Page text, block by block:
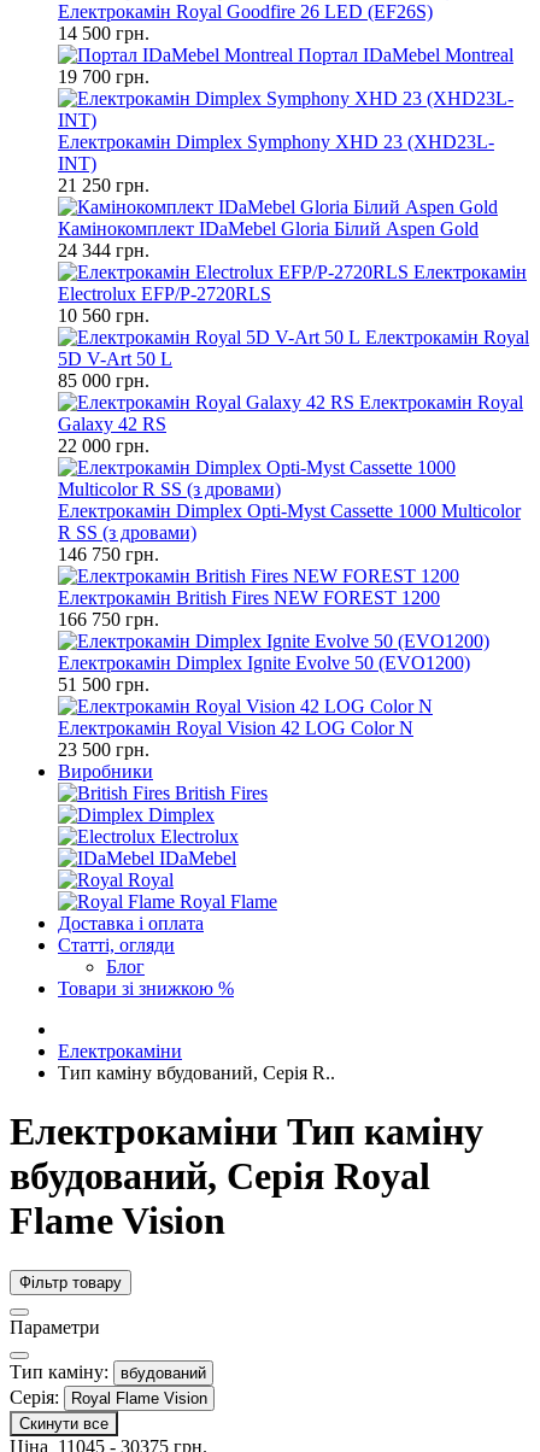
Електрокамін Royal Goodfire 26 LED (EF26S)
14 500 грн.
Портал IDaMebel Montreal
19 700 грн.
Електрокамін Dimplex Symphony XHD 23 (XHD23L-
INT)
21 250 грн.
Камінокомплект IDaMebel Gloria Білий Aspen Gold
24 344 грн.
Електрокамін
Electrolux EFP/P-2720RLS
10 560 грн.
Електрокамін Royal
5D V-Art 50 L
85 000 грн.
Електрокамін Royal
Galaxy 42 RS
22 000 грн.
Електрокамін Dimplex Opti-Myst Cassette 1000 Multicolor
R SS (з дровами)
146 750 грн.
Електрокамін British Fires NEW FOREST 1200
166 750 грн.
Електрокамін Dimplex Ignite Evolve 50 (EVO1200)
51 500 грн.
Електрокамін Royal Vision 42 LOG Color N
23 500 грн.
Виробники
British Fires
Dimplex
Electrolux
IDaMebel
Royal
Royal Flame
Доставка і оплата
Статті, огляди
Блог
Товари зі знижкою %
Електрокаміни
Тип каміну вбудований, Серія R..
Електрокаміни Тип каміну
вбудований, Серія Royal
Flame Vision
Фільтр товару
Параметри
Тип каміну: вбудований
Серія:
Royal Flame Vision
Скинути все
Ціна 11045 - 30375 грн.